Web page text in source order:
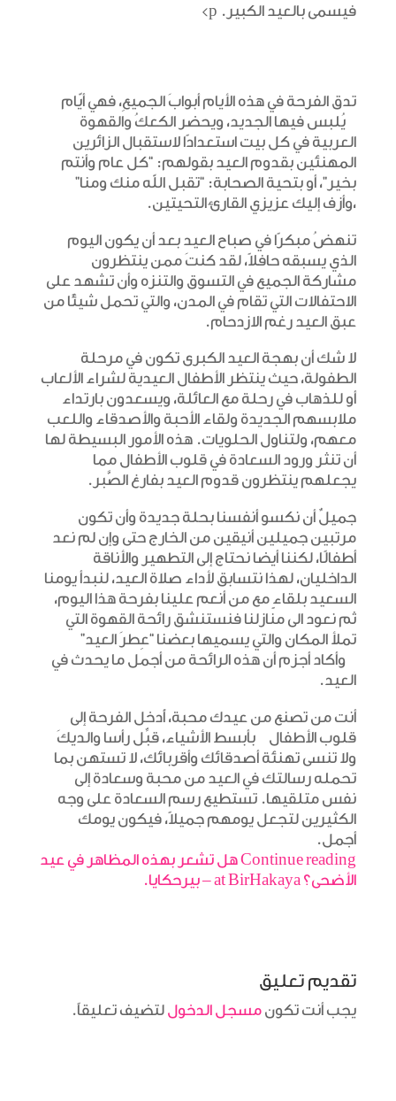
فيسمى بالعيد الكبير. p>
تدق الفرحة في هذه الأيام أبوابَ الجميعِ، فهي أيّام
يُلبس فيها الجديد، ويحضر الكعكُ والقهوة
العربية في كل بيت استعدادًا لاستقبال الزائرين
المهنئين بقدوم العيد بقولهم: “كل عام وأنتم
بخير”، أو بتحية الصحابة: “تقبل الله منك ومنا”
،وأزف إليك عزيزي القارئ التحيتين.
تنهضُ مبكرًا في صباح العيد بعد أن يكون اليوم
الذي يسبقه حافلاً، لقد كنتَ ممن ينتظرون
مشاركة الجميع في التسوق والتنزه وأن تشهد على
الاحتفالات التي تقام في المدن، والتي تحمل شيئًا من
عبق العيد رغم الازدحام.
لا شك أن بهجة العيد الكبرى تكون في مرحلة
الطفولة، حيث ينتظر الأطفال العيدية لشراء الألعاب
أو للذهاب في رحلة مع العائلة، ويسعدون بارتداء
ملابسهم الجديدة ولقاء الأحبة والأصدقاء واللعب
معهم، ولتناول الحلويات. هذه الأمور البسيطة لها
أن تنثر ورود السعادة في قلوب الأطفال مما
يجعلهم ينتظرون قدوم العيد بفارغ الصَّبر.
جميلٌ أن نكسو أنفسنا بحلة جديدة وأن تكون
مرتبين جميلين أنيقين من الخارج حتى وإن لم نعد
أطفالًا، لكننا أيضا نحتاج إلى التطهير والأناقة
الداخليان، لهذا نتسابق لأداء صلاة العيد، لنبدأ يومنا
السعيد بلقاءٍ مع من أنعم علينا بفرحة هذا اليوم،
ثم نعود الى منازلنا فنستنشق رائحة القهوة التي
تملأ المكان والتي يسميها بعضنا “عِطرَ العيد”
وأكاد أجزم أن هذه الرائحة من أجمل ما يحدث في
العيد.
أنت من تصنع من عيدك محبة، أَدخل الفرحة إلى
قلوب الأطفال بأبسط الأشياء، قبِّل رأسا والديكَ
ولا تنسى تهنئة أصدقائك وأقربائك، لا تستهن بما
تحمله رسالتك في العيد من محبة وسعادة إلى
نفس متلقيها. تستطيع رسم السعادة على وجه
الكثيرين لتجعل يومهم جميلاً، فيكون يومك
أجمل.
Continue reading هل تشعر بهذه المظاهر في عيد
الأضحى؟ at BirHakaya – بيرحكايا.
تقديم تعليق
يجب أنت تكون مسجل الدخول لتضيف تعليقاً.